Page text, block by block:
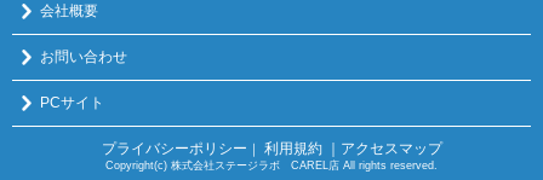
会社概要
お問い合わせ
PCサイト
プライバシーポリシー ｜ 利用規約 ｜アクセスマップ
Copyright(c) 株式会社ステージラボ CAREL店 All rights reserved.